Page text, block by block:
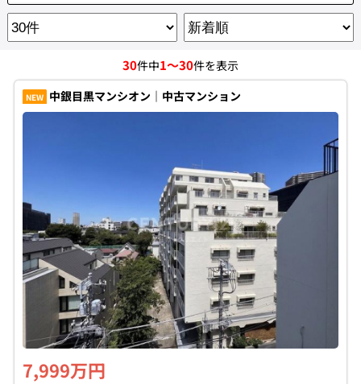
コンテンツ
会員メニュー
個人情報保護の取扱い
30件中1～30件を表示
NEW 中銀目黒マンシオン｜中古マンション
7,999万円